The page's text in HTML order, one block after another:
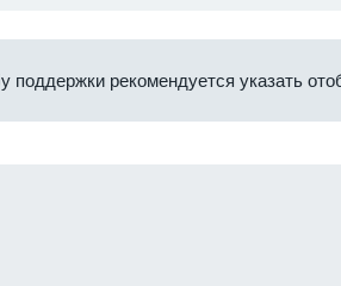
поддержки рекомендуется указать